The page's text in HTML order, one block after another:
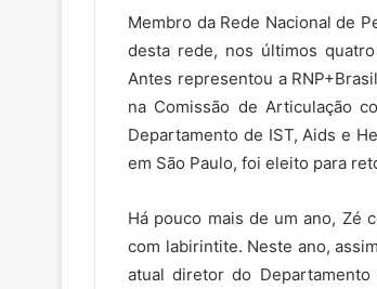
Membro da Rede Nacional de
desta rede, nos últimos
Antes representou a
na Comissão de Articulação
Departamento de IST, Aids e
em São Paulo, foi eleito para
Há pouco mais de um ano, Zé
com labirintite. Neste ano,
atual diretor do